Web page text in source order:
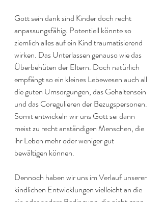
Gott sein dank sind Kinder doch recht
anpassungsfähig. Potentiell könnte so
ziemlich alles auf ein Kind traumatisierend
wirken. Das Unterlassen genauso wie das
Überbehüten der Eltern. Doch natürlich
empfängt so ein kleines Lebewesen auch all
die guten Umsorgungen, das Gehaltensein
und das Coregulieren der Bezugspersonen.
Somit entwickeln wir uns Gott sei dann
meist zu recht anständigen Menschen, die
ihr Leben mehr oder weniger gut
bewältigen können.
Dennoch haben wir uns im Verlauf unserer
kindlichen Entwicklungen vielleicht an die